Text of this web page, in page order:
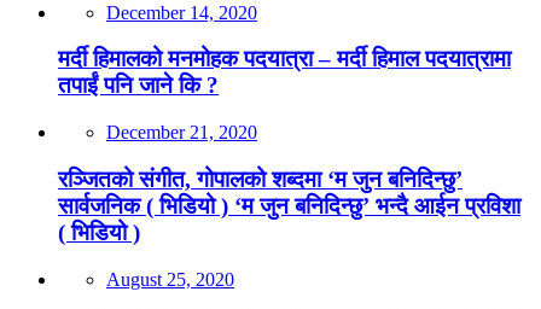
December 14, 2020
मर्दी हिमालको मनमोहक पदयात्रा – मर्दी हिमाल पदयात्रामा
तपाईं पनि जाने कि ?
December 21, 2020
रञ्जितको संगीत, गोपालको शब्दमा ‘म जुन बनिदिन्छु’
सार्वजनिक ( भिडियो ) ‘म जुन बनिदिन्छु’ भन्दै आईन प्रविशा
( भिडियो )
August 25, 2020